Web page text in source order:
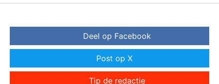
Deel op Facebook
Post op X
Tip de redactie